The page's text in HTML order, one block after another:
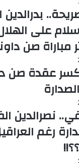
بدرالدين
على
صن
عقدة صن
نصرالدين
رغم